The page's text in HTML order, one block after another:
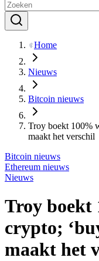
Home
Nieuws
Bitcoin nieuws
Troy boekt 100%
maakt het verschil
Bitcoin nieuws
Ethereum nieuws
Nieuws
Troy boekt
crypto;
maakt het